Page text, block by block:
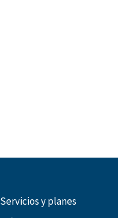
Servicios y planes